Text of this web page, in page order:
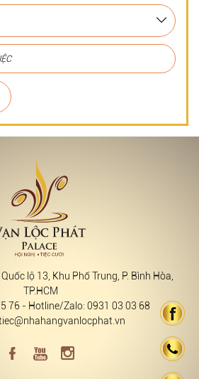
lộ 13, Khu Phố Trung, P. Bình Hòa,
TP.HCM
76 - Hotline/Zalo: 0931 03 03 68